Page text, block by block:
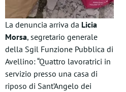
La denuncia arriva da Licia
Morsa, segretario generale
della Sgil Funzione Pubblica di
Avellino: “Quattro lavoratrici in
servizio presso una casa di
riposo di Sant’Angelo dei